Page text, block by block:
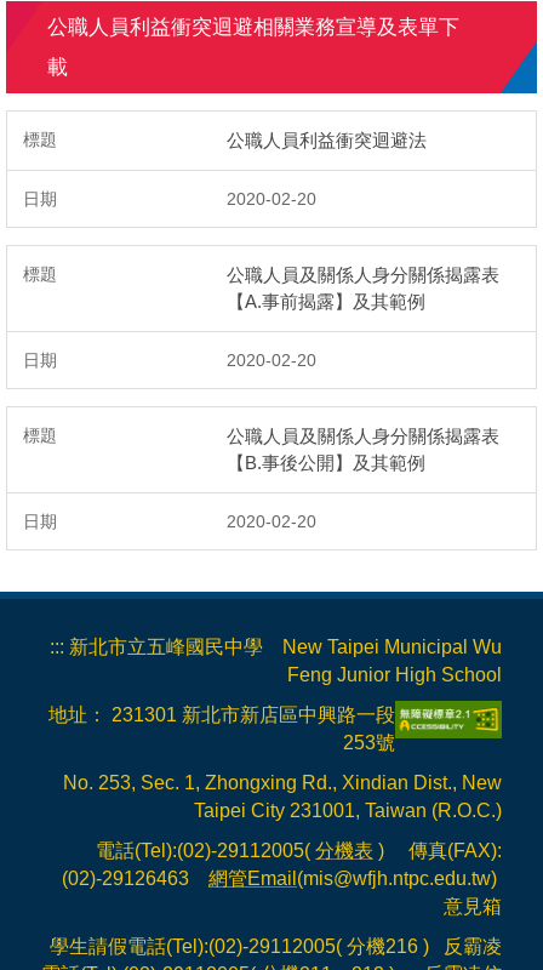
公職人員利益衝突迴避身分揭露專區
新北市課程計畫備查資源網
公職人員利益衝突迴避相關業務宣導及表單下
載
公職人員利益衝突迴避法
2020-02-20
公職人員及關係人身分關係揭露表
【A.事前揭露】及其範例
2020-02-20
公職人員及關係人身分關係揭露表
【B.事後公開】及其範例
2020-02-20
::: 新北市立五峰國民中學 New Taipei Municipal Wu
Feng Junior High School
地址： 231301 新北市新店區中興路一段
253號
No. 253, Sec. 1, Zhongxing Rd., Xindian Dist., New
Taipei City 231001, Taiwan (R.O.C.)
電話(Tel):(02)-29112005( 分機表 ) 傳真(FAX):
(02)-29126463 網管Email (mis@wfjh.ntpc.edu.tw)
意見箱
學生請假電話(Tel):(02)-29112005( 分機216 ) 反霸凌